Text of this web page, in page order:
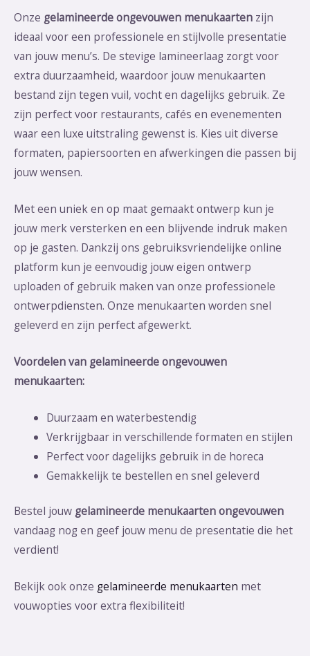
Onze gelamineerde ongevouwen menukaarten zijn
ideaal voor een professionele en stijlvolle presentatie
van jouw menu’s. De stevige lamineerlaag zorgt voor
extra duurzaamheid, waardoor jouw menukaarten
bestand zijn tegen vuil, vocht en dagelijks gebruik. Ze
zijn perfect voor restaurants, cafés en evenementen
waar een luxe uitstraling gewenst is. Kies uit diverse
formaten, papiersoorten en afwerkingen die passen bij
jouw wensen.
Met een uniek en op maat gemaakt ontwerp kun je
jouw merk versterken en een blijvende indruk maken
op je gasten. Dankzij ons gebruiksvriendelijke online
platform kun je eenvoudig jouw eigen ontwerp
uploaden of gebruik maken van onze professionele
ontwerpdiensten. Onze menukaarten worden snel
geleverd en zijn perfect afgewerkt.
Voordelen van gelamineerde ongevouwen
menukaarten:
Duurzaam en waterbestendig
Verkrijgbaar in verschillende formaten en stijlen
Perfect voor dagelijks gebruik in de horeca
Gemakkelijk te bestellen en snel geleverd
Bestel jouw gelamineerde menukaarten ongevouwen
vandaag nog en geef jouw menu de presentatie die het
verdient!
Bekijk ook onze gelamineerde menukaarten met
vouwopties voor extra flexibiliteit!